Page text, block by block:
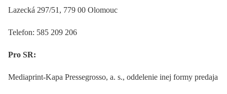
Lazecká 297/51, 779 00 Olomouc
Telefon: 585 209 206
Pro SR:
Mediaprint-Kapa Pressegrosso, a. s., oddelenie inej formy predaja